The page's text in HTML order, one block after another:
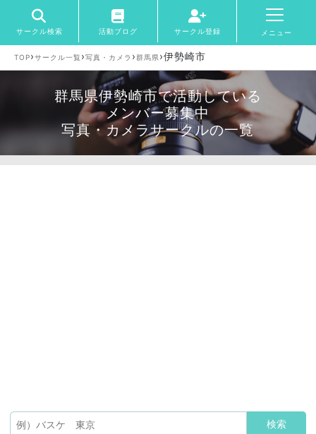
サークル検索 活動ブログ サークル登録 メニュー
TOP›サークル一覧 ›写真・カメラ ›群馬県›伊勢崎市
群馬県伊勢崎市で活動している
メンバー募集中
写真・カメラサークルの一覧